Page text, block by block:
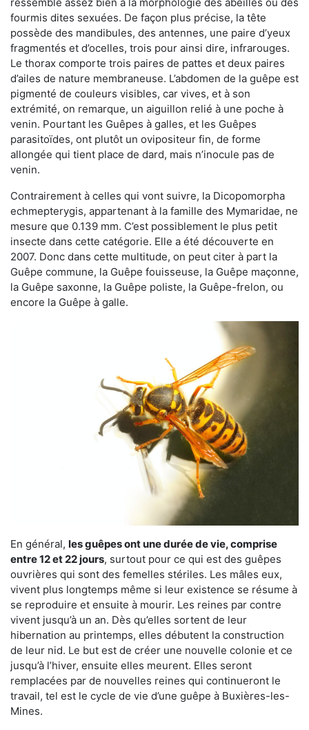
fourmis dites sexuées. De façon plus précise, la tête
possède des mandibules, des antennes, une paire d’yeux
fragmentés et d’ocelles, trois pour ainsi dire, infrarouges.
Le thorax comporte trois paires de pattes et deux paires
d’ailes de nature membraneuse. L’abdomen de la guêpe est
pigmenté de couleurs visibles, car vives, et à son
extrémité, on remarque, un aiguillon relié à une poche à
venin. Pourtant les Guêpes à galles, et les Guêpes
parasitoïdes, ont plutôt un ovipositeur fin, de forme
allongée qui tient place de dard, mais n’inocule pas de
venin.
Contrairement à celles qui vont suivre, la Dicopomorpha
echmepterygis, appartenant à la famille des Mymaridae, ne
mesure que 0.139 mm. C’est possiblement le plus petit
insecte dans cette catégorie. Elle a été découverte en
2007. Donc dans cette multitude, on peut citer à part la
Guêpe commune, la Guêpe fouisseuse, la Guêpe maçonne,
la Guêpe saxonne, la Guêpe poliste, la Guêpe-frelon, ou
encore la Guêpe à galle.
En général, les guêpes ont une durée de vie, comprise
entre 12 et 22 jours, surtout pour ce qui est des guêpes
ouvrières qui sont des femelles stériles. Les mâles eux,
vivent plus longtemps même si leur existence se résume à
se reproduire et ensuite à mourir. Les reines par contre
vivent jusqu’à un an. Dès qu’elles sortent de leur
hibernation au printemps, elles débutent la construction
de leur nid. Le but est de créer une nouvelle colonie et ce
jusqu’à l’hiver, ensuite elles meurent. Elles seront
remplacées par de nouvelles reines qui continueront le
travail, tel est le cycle de vie d’une guêpe à Buxières-les-
Mines.